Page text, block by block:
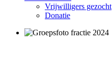
Vrijwilligers gezocht
Donatie